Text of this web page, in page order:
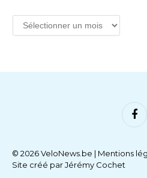
© 2026 VeloNews.be | Mentions
Site créé parJérémy Cochet